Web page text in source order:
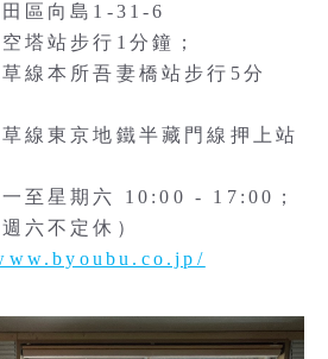
田區向島1-31-6
塔站步行1分鐘；
所吾妻橋站步行5分
京地鐵半藏門線押上站
一至星期六 10:00 - 17:00；
六不定休）